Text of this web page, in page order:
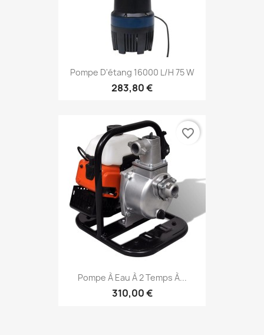
Pompe D'étang 16000 L/h 75 W
283,80 €
Pompe À Eau À 2 Temps À...
310,00 €
favorite_border